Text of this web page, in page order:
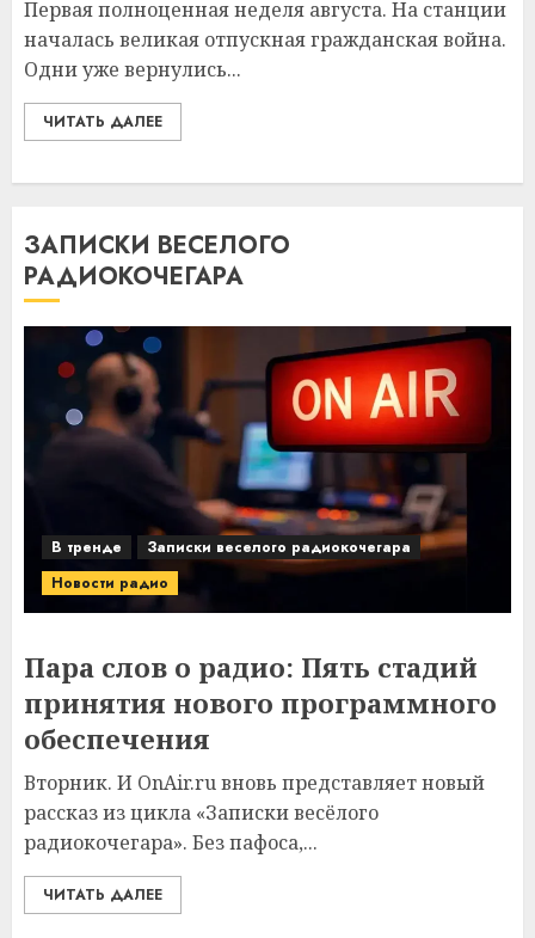
Первая полноценная неделя августа. На станции
началась великая отпускная гражданская война.
Одни уже вернулись...
ЧИТАТЬ ДАЛЕЕ
ЗАПИСКИ ВЕСЕЛОГО
РАДИОКОЧЕГАРА
В тренде
Записки веселого радиокочегара
Новости радио
Пара слов о радио: Пять стадий
принятия нового программного
обеспечения
Вторник. И OnAir.ru вновь представляет новый
рассказ из цикла «Записки весёлого
радиокочегара». Без пафоса,...
ЧИТАТЬ ДАЛЕЕ